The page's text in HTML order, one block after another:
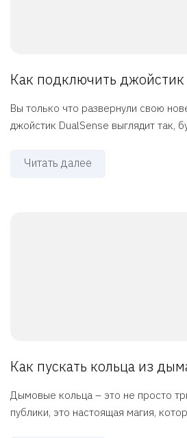
Как подключить джойстик
Вы только что развернули свою
джойстик DualSense выглядит так,
Читать далее
Как пускать кольца из
Дымовые кольца – это не просто
публики, это настоящая магия,